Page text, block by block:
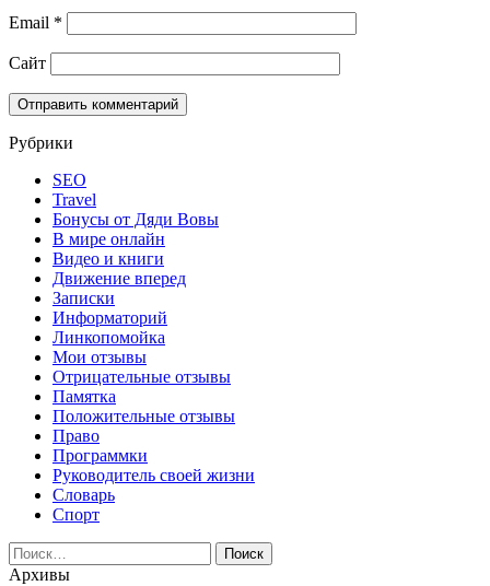
Email *
Сайт
Рубрики
SEO
Travel
Бонусы от Дяди Вовы
В мире онлайн
Видео и книги
Движение вперед
Записки
Информаторий
Линкопомойка
Мои отзывы
Отрицательные отзывы
Памятка
Положительные отзывы
Право
Программки
Руководитель своей жизни
Словарь
Спорт
Найти:
Архивы